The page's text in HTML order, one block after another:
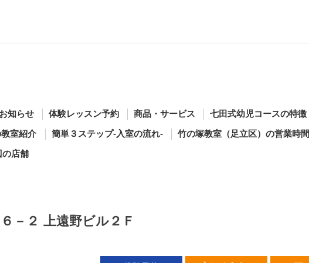
知らせ 体験レッスン予約 商品・サービス
七田式幼児コースの特徴
室紹介 簡単３ステップ-入室の流れ-
竹の塚教室（足立区）の営業時間
の店舗
－２ 上遠野ビル２Ｆ